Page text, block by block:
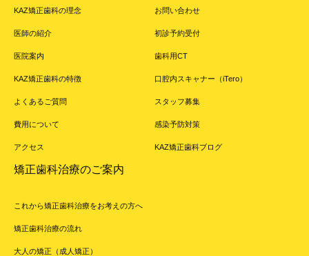
KAZ矯正歯科の理念
医師の紹介
医院案内
KAZ矯正歯科の特徴
よくあるご質問
費用について
アクセス
お問い合わせ
初診予約受付
歯科用CT
口腔内スキャナー（iTero）
スタッフ募集
感染予防対策
KAZ矯正歯科ブログ
矯正歯科治療のご案内
これから矯正歯科治療をお考えの方へ
矯正歯科治療の流れ
大人の矯正（成人矯正）